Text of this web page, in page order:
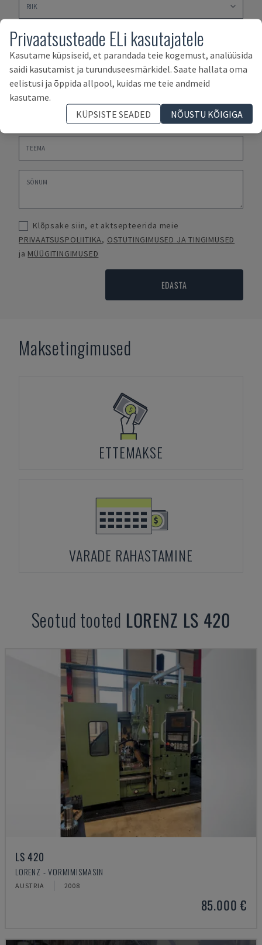
Klõpsake siin, et aktsepteerida meie
PRIVAATSUSPOLIITIKA, OSTUTINGIMUSED JA TINGIMUSED
ja MÜÜGITINGIMUSED
EDASTA
Maksetingimused
ETTEMAKSE
VARADE RAHASTAMINE
Seotud tooted LORENZ LS 420
LS 420
LORENZ - VORMIMISMASIN
AUSTRIA 2008
85.000 €
Privaatsusteade ELi kasutajatele
Kasutame küpsiseid, et parandada teie kogemust, analüüsida
saidi kasutamist ja turunduseesmärkidel. Saate hallata oma
eelistusi ja õppida allpool, kuidas me teie andmeid
kasutame.
KÜPSISTE SEADED
NÕUSTU KÕIGIGA